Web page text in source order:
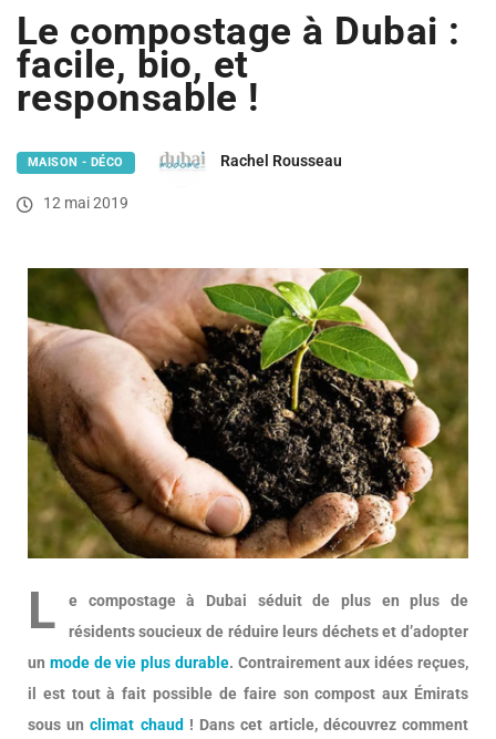
Le compostage à Dubai :
facile, bio, et
responsable !
MAISON - DÉCO Rachel Rousseau
12 mai 2019
L
e compostage à Dubai séduit de plus en plus de
résidents soucieux de réduire leurs déchets et d’adopter
un mode de vie plus durable. Contrairement aux idées reçues,
il est tout à fait possible de faire son compost aux Émirats
sous unclimat chaud ! Dans cet article, découvrez comment